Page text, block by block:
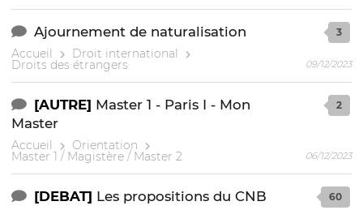
Ajournement de naturalisation
Accueil Droit international
Droits des étrangers
3
09/12/2023
[AUTRE] Master 1 - Paris I - Mon
Master
Accueil Orientation
Master 1 / Magistère / Master 2
2
06/12/2023
[DEBAT] Les propositions du CNB 60